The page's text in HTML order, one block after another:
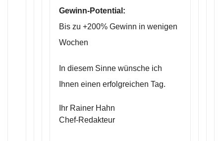
Gewinn-Potential:
Bis zu +200% Gewinn in wenigen
Wochen
In diesem Sinne wünsche ich
Ihnen einen erfolgreichen Tag.
Ihr Rainer Hahn
Chef-Redakteur